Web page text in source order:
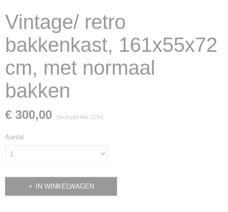
Vintage/ retro
bakkenkast, 161x55x72
cm, met normaal
bakken
€ 300,00 (inclusief btw 21%)
Aantal
IN WINKELWAGEN